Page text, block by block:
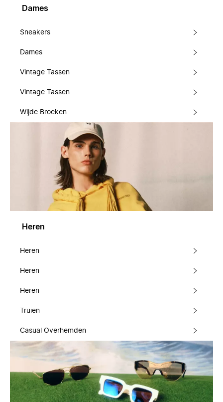
Dames
Sneakers
Dames
Vintage Tassen
Vintage Tassen
Wijde Broeken
Heren
Heren
Heren
Heren
Truien
Casual Overhemden